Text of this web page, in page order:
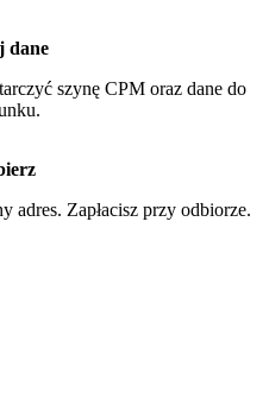
dane
szynę CPM oraz dane do
adres. Zapłacisz przy odbiorze.